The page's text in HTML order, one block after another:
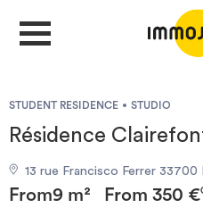
PUBLISH
STUDENT RESIDENCE STUDIO
Résidence
13 rue Francisco Ferrer
From9 m² From 350 €